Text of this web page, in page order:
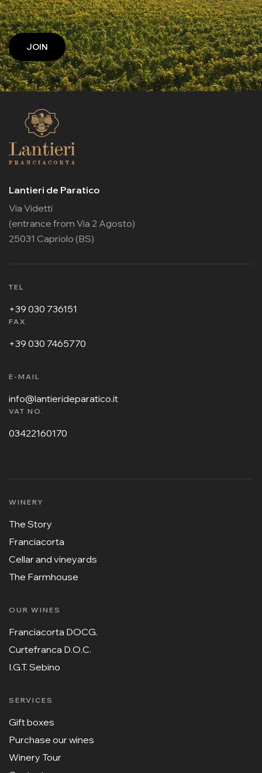
JOIN
Lantieri de Paratico
Via Videtti
(entrance from Via 2 Agosto)
25031 Capriolo (BS)
TEL
+39 030 736151
FAX
+39 030 7465770
E-MAIL
info@lantierideparatico.it
VAT NO.
03422160170
WINERY
The Story
Franciacorta
Cellar and vineyards
The Farmhouse
OUR WINES
Franciacorta DOCG.
Curtefranca D.O.C.
I.G.T. Sebino
SERVICES
Gift boxes
Purchase our wines
Winery Tour